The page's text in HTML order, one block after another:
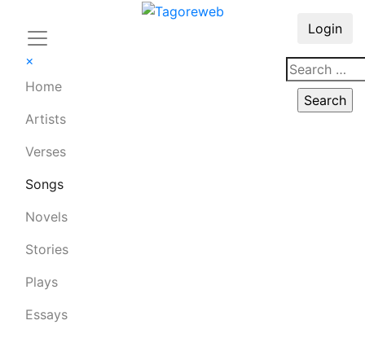
×
Home
Artists
Verses
Songs
Novels
Stories
Plays
Essays
Login